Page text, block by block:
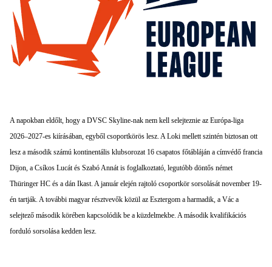
A napokban eldőlt, hogy a DVSC Skyline-nak nem kell selejteznie az Európa-liga
2026–2027-es kiírásában, egyből csoportkörös lesz. A Loki mellett szintén biztosan ott
lesz a második számú kontinentális klubsorozat 16 csapatos főtábláján a címvédő francia
Dijon, a Csíkos Lucát és Szabó Annát is foglalkoztató, legutóbb döntős német
Thüringer HC és a dán Ikast. A január elején rajtoló csoportkör sorsolását november 19-
én tartják. A további magyar résztvevők közül az Esztergom a harmadik, a Vác a
selejtező második körében kapcsolódik be a küzdelmekbe. A második kvalifikációs
forduló sorsolása kedden lesz.